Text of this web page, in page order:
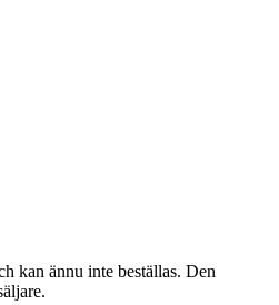
kan ännu inte beställas. Den